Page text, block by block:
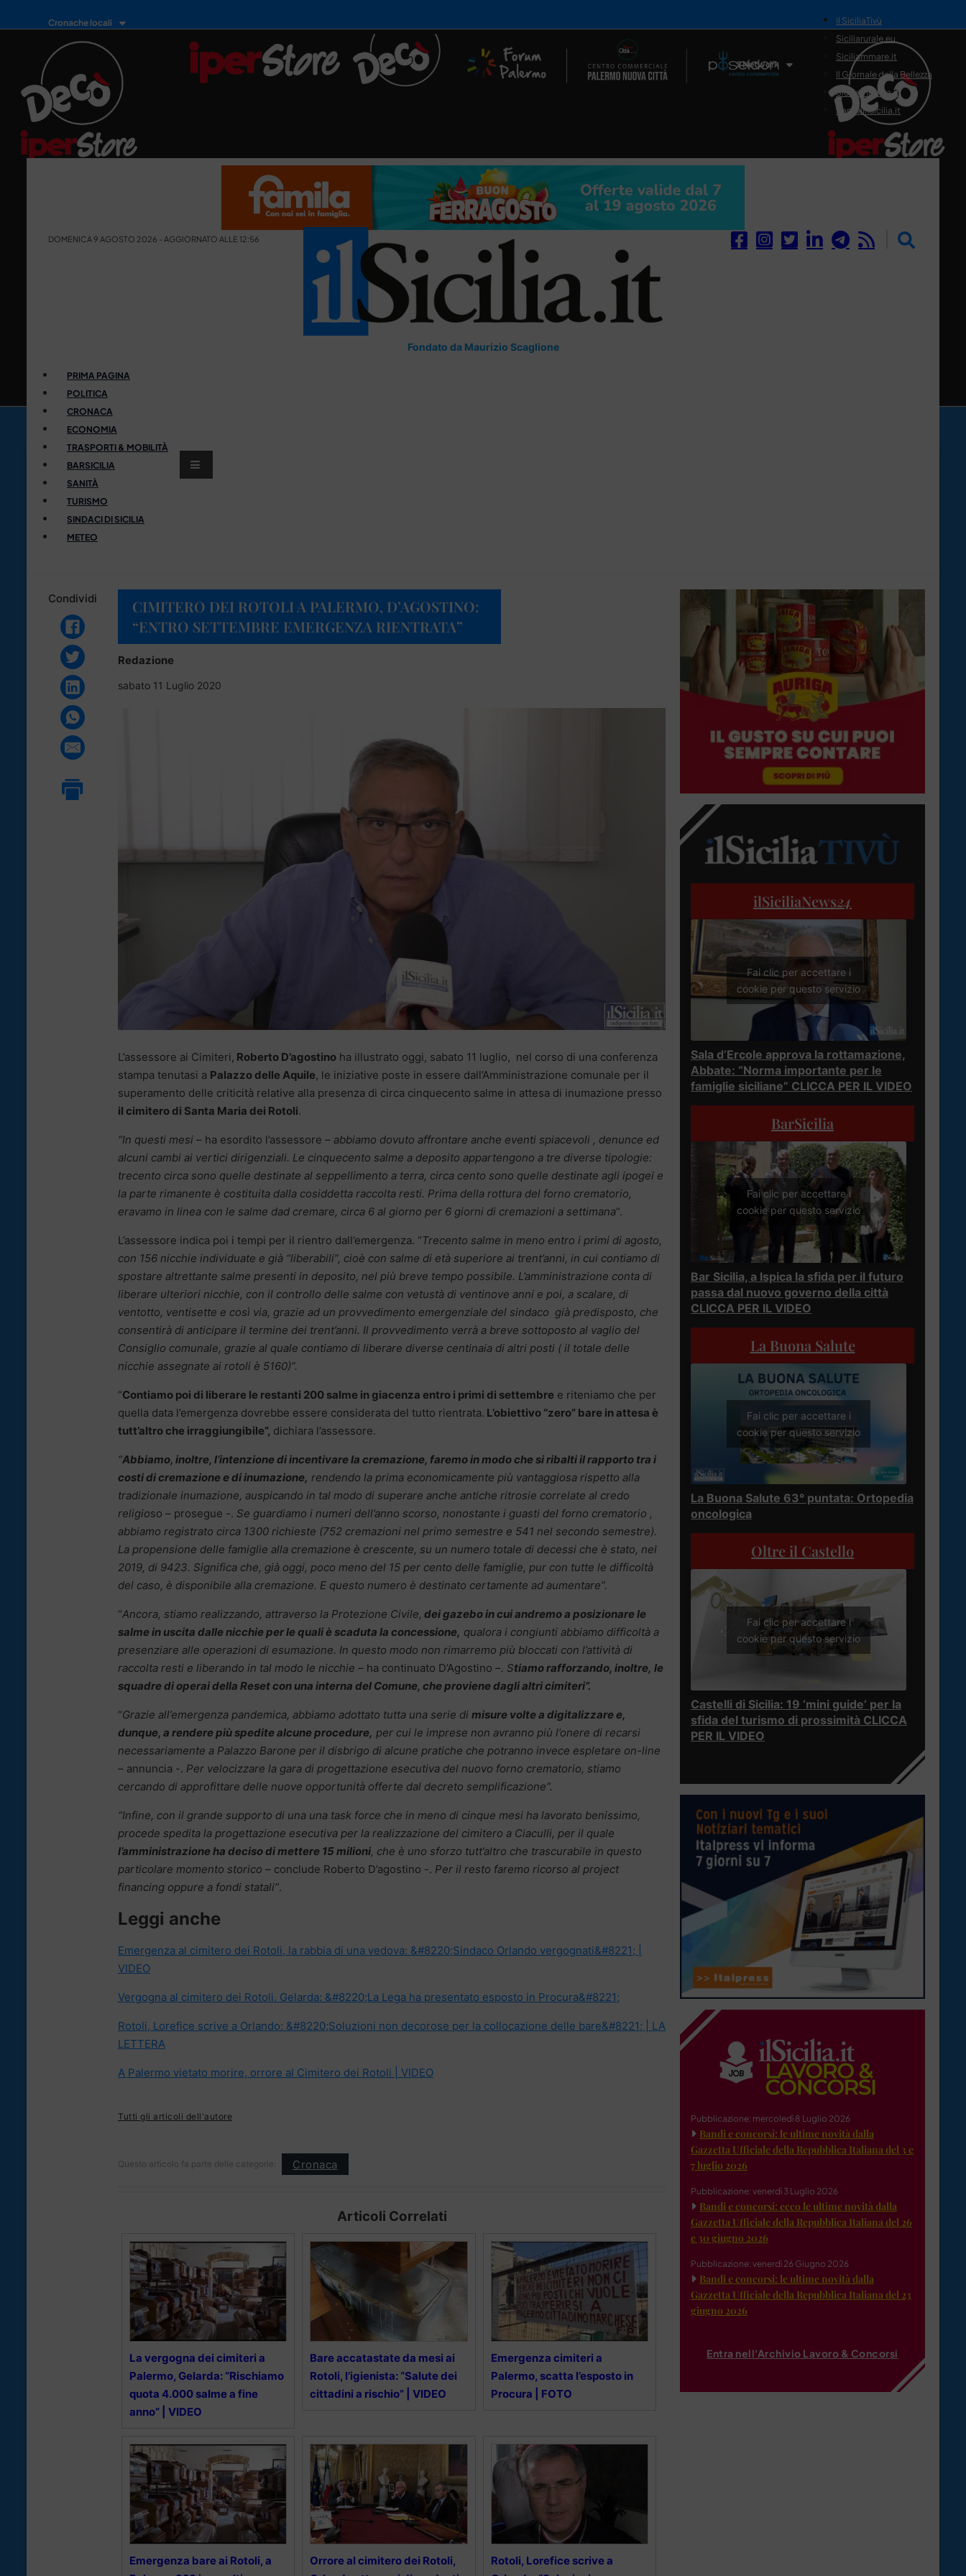
Cronache locali
Il Network
il SiciliaTivù
Siciliarurale.eu
Siciliammare.it
Il Giornale della Bellezza
Siciliamedica.it
Sanitainsicilia.it
DOMENICA 9 AGOSTO 2026 - AGGIORNATO ALLE 12:56
Fondato da Maurizio Scaglione
PRIMA PAGINA
POLITICA
CRONACA
ECONOMIA
TRASPORTI & MOBILITÀ
BARSICILIA
SANITÀ
TURISMO
SINDACI DI SICILIA
METEO
Condividi
CIMITERO DEI ROTOLI A PALERMO, D’AGOSTINO:
“ENTRO SETTEMBRE EMERGENZA RIENTRATA”
Redazione
sabato 11 Luglio 2020
L’assessore ai Cimiteri, Roberto D’agostino ha illustrato oggi, sabato 11 luglio, nel corso di una conferenza
stampa tenutasi a Palazzo delle Aquile, le iniziative poste in essere dall’Amministrazione comunale per il
superamento delle criticità relative alla presenza di circa cinquecento salme in attesa di inumazione presso
il cimitero di Santa Maria dei Rotoli.
“In questi mesi – ha esordito l’assessore – abbiamo dovuto affrontare anche eventi spiacevoli , denunce ed
alcuni cambi ai vertici dirigenziali. Le cinquecento salme a deposito appartengono a tre diverse tipologie:
trecento circa sono quelle destinate al seppellimento a terra, circa cento sono quelle destinate agli ipogei e
la parte rimanente è costituita dalla cosiddetta raccolta resti. Prima della rottura del forno crematorio,
eravamo in linea con le salme dad cremare, circa 6 al giorno per 6 giorni di cremazioni a settimana“.
L’assessore indica poi i tempi per il rientro dall’emergenza. “Trecento salme in meno entro i primi di agosto,
con 156 nicchie individuate e già “liberabili”, cioè con salme di età superiore ai trent’anni, in cui contiamo di
spostare altrettante salme presenti in deposito, nel più breve tempo possibile. L’amministrazione conta di
liberare ulteriori nicchie, con il controllo delle salme con vetustà di ventinove anni e poi, a scalare, di
ventotto, ventisette e così via, grazie ad un provvedimento emergenziale del sindaco già predisposto, che
consentirà di anticipare il termine dei trent’anni. Il provvedimento verrà a breve sottoposto al vaglio del
Consiglio comunale, grazie al quale contiamo di liberare diverse centinaia di altri posti ( il totale delle
nicchie assegnate ai rotoli è 5160)”.
“Contiamo poi di liberare le restanti 200 salme in giacenza entro i primi di settembre e riteniamo che per
quella data l’emergenza dovrebbe essere considerata del tutto rientrata. L’obiettivo “zero” bare in attesa è
tutt’altro che irraggiungibile”, dichiara l’assessore.
“Abbiamo, inoltre, l’intenzione di incentivare la cremazione, faremo in modo che si ribalti il rapporto tra i
costi di cremazione e di inumazione, rendendo la prima economicamente più vantaggiosa rispetto alla
tradizionale inumazione, auspicando in tal modo di superare anche antiche ritrosie correlate al credo
religioso – prosegue -. Se guardiamo i numeri dell’anno scorso, nonostante i guasti del forno crematorio ,
abbiamo registrato circa 1300 richieste (752 cremazioni nel primo semestre e 541 nel secondo semestre).
La propensione delle famiglie alla cremazione è crescente, su un numero totale di decessi che è stato, nel
2019, di 9423. Significa che, già oggi, poco meno del 15 per cento delle famiglie, pur con tutte le difficoltà
del caso, è disponibile alla cremazione. E questo numero è destinato certamente ad aumentare”.
“Ancora, stiamo realizzando, attraverso la Protezione Civile, dei gazebo in cui andremo a posizionare le
salme in uscita dalle nicchie per le quali è scaduta la concessione, qualora i congiunti abbiamo difficoltà a
presenziare alle operazioni di esumazione. In questo modo non rimarremo più bloccati con l’attività di
raccolta resti e liberando in tal modo le nicchie – ha continuato D’Agostino –. Stiamo rafforzando, inoltre, le
squadre di operai della Reset con una interna del Comune, che proviene dagli altri cimiteri”.
“Grazie all’emergenza pandemica, abbiamo adottato tutta una serie di misure volte a digitalizzare e,
dunque, a rendere più spedite alcune procedure, per cui le imprese non avranno più l’onere di recarsi
necessariamente a Palazzo Barone per il disbrigo di alcune pratiche che potranno invece espletare on-line
– annuncia -. Per velocizzare la gara di progettazione esecutiva del nuovo forno crematorio, stiamo
cercando di approfittare delle nuove opportunità offerte dal decreto semplificazione”.
“Infine, con il grande supporto di una una task force che in meno di cinque mesi ha lavorato benissimo,
procede spedita la progettazione esecutiva per la realizzazione del cimitero a Ciaculli, per il quale
l’amministrazione ha deciso di mettere 15 milioni, che è uno sforzo tutt’altro che trascurabile in questo
particolare momento storico – conclude Roberto D’agostino -. Per il resto faremo ricorso al project
financing oppure a fondi statali”.
Leggi anche
Emergenza al cimitero dei Rotoli, la rabbia di una vedova: &#8220;Sindaco Orlando vergognati&#8221; |
VIDEO
Vergogna al cimitero dei Rotoli. Gelarda: &#8220;La Lega ha presentato esposto in Procura&#8221;
Rotoli, Lorefice scrive a Orlando: &#8220;Soluzioni non decorose per la collocazione delle bare&#8221; | LA
LETTERA
A Palermo vietato morire, orrore al Cimitero dei Rotoli | VIDEO
Tutti gli articoli dell'autore
Questo articolo fa parte delle categorie: Cronaca
Articoli Correlati
La vergogna dei cimiteri a
Palermo, Gelarda: “Rischiamo
quota 4.000 salme a fine
anno” | VIDEO
Bare accatastate da mesi ai
Rotoli, l’igienista: “Salute dei
cittadini a rischio” | VIDEO
Emergenza cimiteri a
Palermo, scatta l’esposto in
Procura | FOTO
Emergenza bare ai Rotoli, a
Orrore al cimitero dei Rotoli,
Rotoli, Lorefice scrive a
ilSiciliaNews24
Fai clic per accettare i
cookie per questo servizio
Sala d’Ercole approva la rottamazione,
Abbate: “Norma importante per le
famiglie siciliane” CLICCA PER IL VIDEO
BarSicilia
Fai clic per accettare i
cookie per questo servizio
Bar Sicilia, a Ispica la sfida per il futuro
passa dal nuovo governo della città
CLICCA PER IL VIDEO
La Buona Salute
Fai clic per accettare i
cookie per questo servizio
La Buona Salute 63° puntata: Ortopedia
oncologica
Oltre il Castello
Fai clic per accettare i
cookie per questo servizio
Castelli di Sicilia: 19 ‘mini guide’ per la
sfida del turismo di prossimità CLICCA
PER IL VIDEO
Pubblicazione: mercoledì 8 Luglio 2026
Bandi e concorsi: le ultime novità dalla
Gazzetta Ufficiale della Repubblica Italiana del 3 e
7 luglio 2026
Pubblicazione: venerdì 3 Luglio 2026
Bandi e concorsi: ecco le ultime novità dalla
Gazzetta Ufficiale della Repubblica Italiana del 26
e 30 giugno 2026
Pubblicazione: venerdì 26 Giugno 2026
Bandi e concorsi: le ultime novità dalla
Gazzetta Ufficiale della Repubblica Italiana del 23
giugno 2026
Entra nell'Archivio Lavoro & Concorsi